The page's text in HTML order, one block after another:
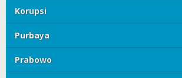
Korupsi
Purbaya
Prabowo